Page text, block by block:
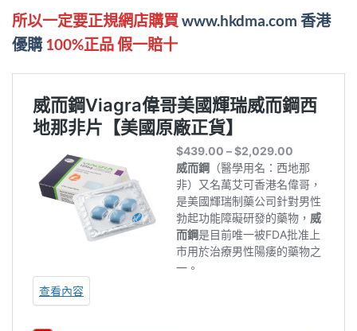
所以一定要正規網店購買 www.hkdma.com 香港
優購100%正品 假一賠十